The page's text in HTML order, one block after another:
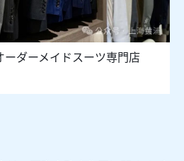
ーダーメイドスーツ専門店